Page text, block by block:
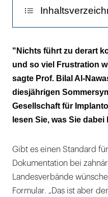
So klären Sie
Diese S3-Leitlinie
Gerichtsprozesse
Gutachten
Auch Bedenken
Der Rapport als
"Nichts führt zu derart
und so viel Frustration
sagte Prof. Bilal Al-
diesjährigen
Gesellschaft für
lesen Sie, was Sie
Gibt es einen Standard
Dokumentation bei
Landesverbände
Formular. „Das ist aber